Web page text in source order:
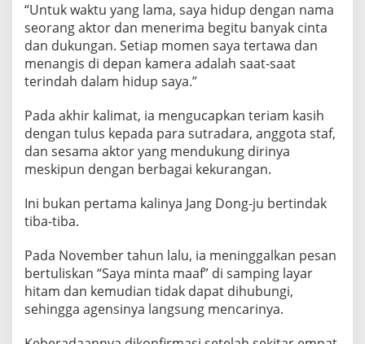
“Untuk waktu yang lama, saya hidup dengan nama
seorang aktor dan menerima begitu banyak cinta
dan dukungan. Setiap momen saya tertawa dan
menangis di depan kamera adalah saat-saat
terindah dalam hidup saya.”
Pada akhir kalimat, ia mengucapkan teriam kasih
dengan tulus kepada para sutradara, anggota staf,
dan sesama aktor yang mendukung dirinya
meskipun dengan berbagai kekurangan.
Ini bukan pertama kalinya Jang Dong-ju bertindak
tiba-tiba.
Pada November tahun lalu, ia meninggalkan pesan
bertuliskan “Saya minta maaf” di samping layar
hitam dan kemudian tidak dapat dihubungi,
sehingga agensinya langsung mencarinya.